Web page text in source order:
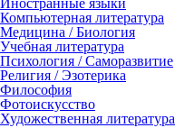
Иностранные языки
Компьютерная литература
Медицина / Биология
Учебная литература
Психология / Саморазвитие
Религия / Эзотерика
Философия
Фотоискусство
Художественная литература